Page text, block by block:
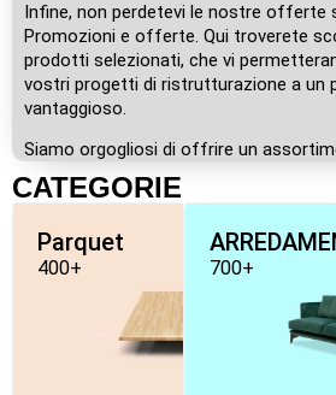
Infine, non perdetevi le nostre offerte
Promozioni e offerte. Qui troverete
prodotti selezionati, che vi
vostri progetti di ristrutturazione a un
vantaggioso.
Siamo orgogliosi di offrire un
CATEGORIE
Parquet
400+ 700+